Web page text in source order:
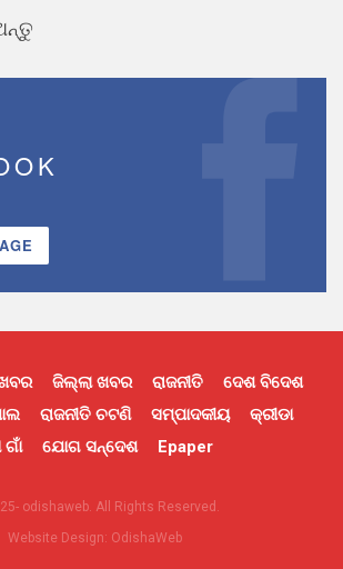
ଜିଲ୍ଲା ଖବର ରାଜନୀତି
ଦେଶ ବିଦେଶ
ରାଜନୀତି ଚଟଣି ସମ୍ପାଦକୀୟ
କ୍ରୀଡା
ଗାଁ
ଯୋଗ ସନ୍ଦେଶ Epaper
odishaweb. All Rights Reserved.
Website Design: OdishaWeb